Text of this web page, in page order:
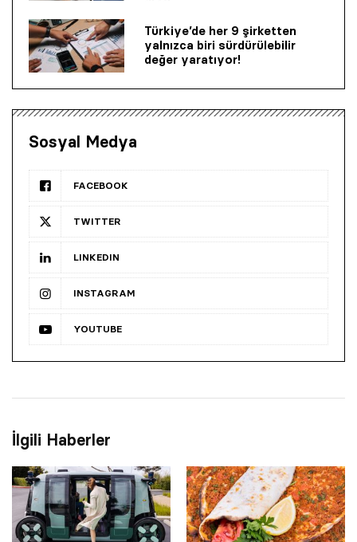
Türkiye’de her 9 şirketten
yalnızca biri sürdürülebilir
değer yaratıyor!
Sosyal Medya
FACEBOOK
TWITTER
LINKEDIN
INSTAGRAM
YOUTUBE
İlgili Haberler